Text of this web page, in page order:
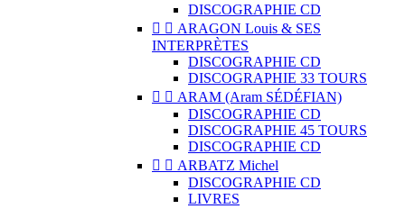
DISCOGRAPHIE CD
  ARAGON Louis & SES
INTERPRÈTES
DISCOGRAPHIE CD
DISCOGRAPHIE 33 TOURS
  ARAM (Aram SÉDÉFIAN)
DISCOGRAPHIE CD
DISCOGRAPHIE 45 TOURS
DISCOGRAPHIE CD
  ARBATZ Michel
DISCOGRAPHIE CD
LIVRES